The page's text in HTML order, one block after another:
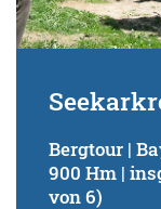
Bergtour |
900 Hm |
von 6)